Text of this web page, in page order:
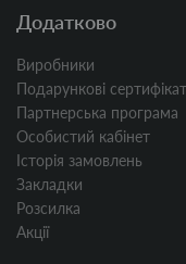
Додатково
Виробники
Подарункові
Партнерська програма
Особистий кабінет
Історія замовлень
Закладки
Розсилка
Акції